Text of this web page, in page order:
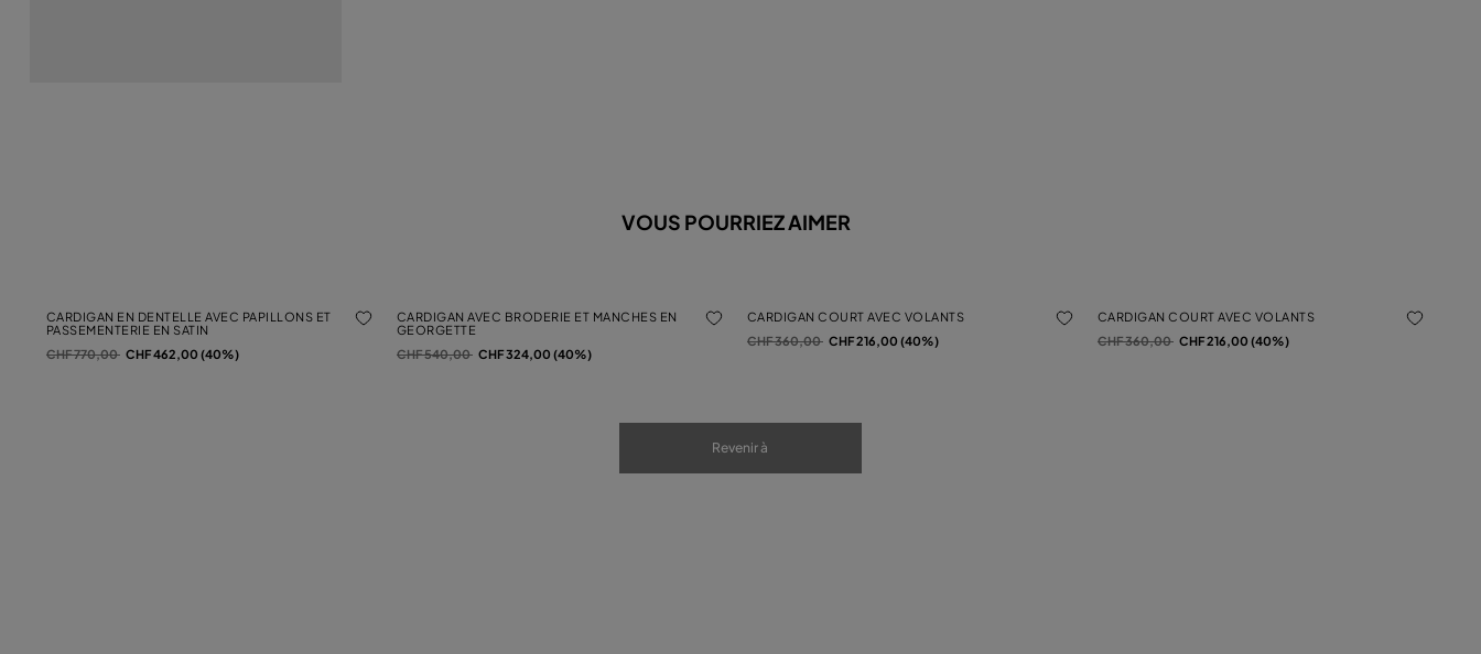
VOUS POURRIEZ AIMER
CARDIGAN EN DENTELLE AVEC PAPILLONS ET
PASSEMENTERIE EN SATIN
Prix réduit de
CHF 770,00à CHF 462,00 (40%)
CARDIGAN AVEC BRODERIE ET MANCHES EN
GEORGETTE
Prix réduit de
CHF 540,00à CHF 324,00 (40%)
CARDIGAN COURT AVEC VOLANTS
Prix réduit de
CHF 360,00à CHF 216,00 (40%)
CARDIGAN COURT AVEC VOLANTS
Prix réduit de
CHF 360,00à CHF 216,00 (40%)
Revenir à